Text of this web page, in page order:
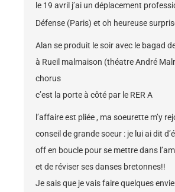
le 19 avril j’ai un déplacement
Défense (Paris) et oh heureuse
Alan se produit le soir avec le bagad
à Rueil malmaison (théatre André
chorus
c’est la porte à côté par le RER A
l’affaire est pliée , ma soeurette m’y
conseil de grande soeur : je lui ai dit
off en boucle pour se mettre dans
et de réviser ses danses bretonnes!!
Je sais que je vais faire quelques